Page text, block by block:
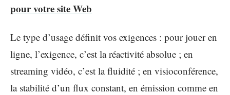
pour votre site Web
Le type d’usage définit vos exigences : pour jouer en
ligne, l’exigence, c’est la réactivité absolue ; en
streaming vidéo, c’est la fluidité ; en visioconférence,
la stabilité d’un flux constant, en émission comme en